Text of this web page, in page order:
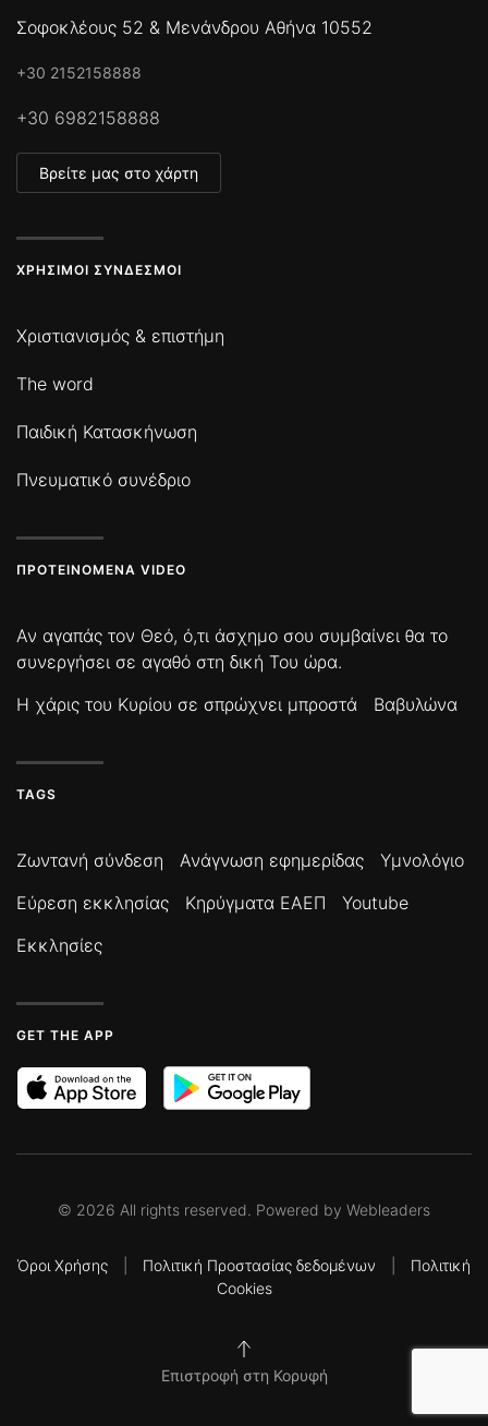
Σοφοκλέους 52 & Μενάνδρου Αθήνα 10552
+30 2152158888
+30 6982158888
Βρείτε μας στο χάρτη
ΧΡΉΣΙΜΟΙ ΣΎΝΔΕΣΜΟΙ
Χριστιανισμός & επιστήμη
The word
Παιδική Κατασκήνωση
Πνευματικό συνέδριο
ΠΡΟΤΕΙΝΌΜΕΝΑ VIDEO
Αν αγαπάς τον Θεό, ό,τι άσχημο σου συμβαίνει θα το
συνεργήσει σε αγαθό στη δική Του ώρα.
Η χάρις του Κυρίου σε σπρώχνει μπροστά
Βαβυλώνα
TAGS
Ζωντανή σύνδεση Ανάγνωση εφημερίδας
Υμνολόγιο
Εύρεση εκκλησίας
Κηρύγματα ΕΑΕΠ
Youtube
Εκκλησίες
GET THE APP
© 2026 All rights reserved. Powered by Webleaders
Όροι Χρήσης Πολιτική Προστασίας δεδομένων
Πολιτική
Cookies
Επιστροφή στη Κορυφή